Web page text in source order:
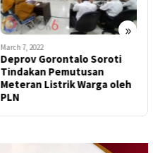
»
March 7, 2022
Deprov Gorontalo Soroti
Tindakan Pemutusan
Meteran Listrik Warga oleh
PLN